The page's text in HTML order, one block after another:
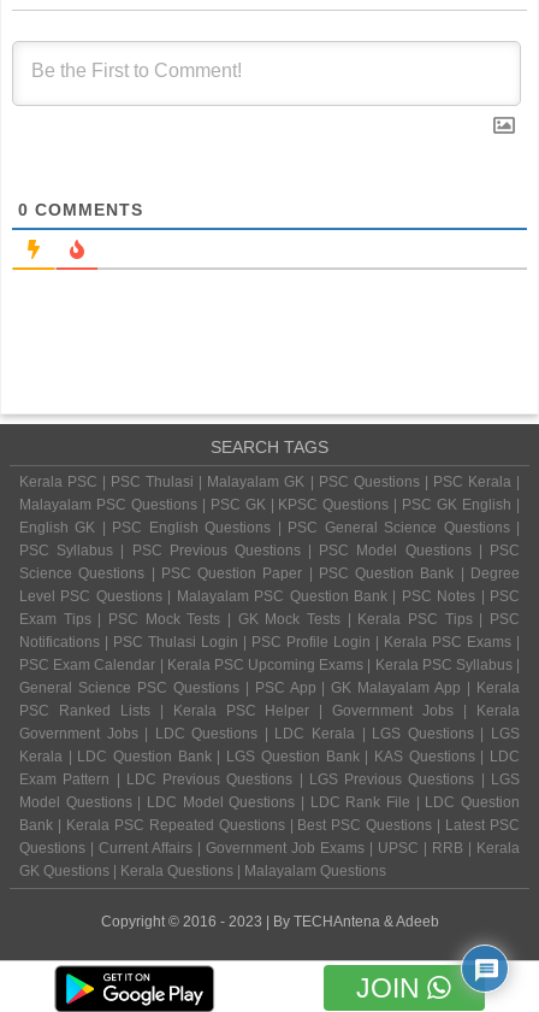
0 COMMENTS
JOIN
SEARCH TAGS
Kerala PSC | PSC Thulasi | Malayalam GK | PSC Questions | PSC Kerala |
Malayalam PSC Questions | PSC GK | KPSC Questions | PSC GK English |
English GK | PSC English Questions | PSC General Science Questions |
PSC Syllabus | PSC Previous Questions | PSC Model Questions | PSC
Science Questions | PSC Question Paper | PSC Question Bank | Degree
Level PSC Questions | Malayalam PSC Question Bank | PSC Notes | PSC
Exam Tips | PSC Mock Tests | GK Mock Tests | Kerala PSC Tips | PSC
Notifications | PSC Thulasi Login | PSC Profile Login | Kerala PSC Exams |
PSC Exam Calendar | Kerala PSC Upcoming Exams | Kerala PSC Syllabus |
General Science PSC Questions | PSC App | GK Malayalam App | Kerala
PSC Ranked Lists | Kerala PSC Helper | Government Jobs | Kerala
Government Jobs | LDC Questions | LDC Kerala | LGS Questions | LGS
Kerala | LDC Question Bank | LGS Question Bank | KAS Questions | LDC
Exam Pattern | LDC Previous Questions | LGS Previous Questions | LGS
Model Questions | LDC Model Questions | LDC Rank File | LDC Question
Bank | Kerala PSC Repeated Questions | Best PSC Questions | Latest PSC
Questions | Current Affairs | Government Job Exams | UPSC | RRB | Kerala
GK Questions | Kerala Questions | Malayalam Questions
Copyright © 2016 - 2023 | By TECHAntena & Adeeb